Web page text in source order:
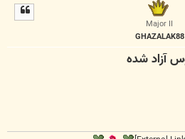
Major II
GHAZALAK88